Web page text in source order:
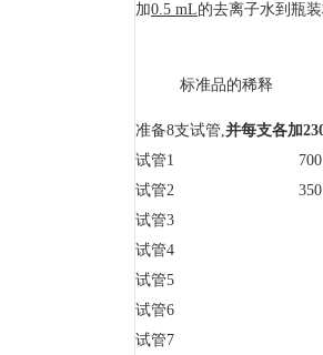
加0.5 mL的去离子水到瓶
标准品的稀释
准备8支试管,并每支各加
试管1 700
试管2 350
试管3
试管4
试管5
试管6
试管7